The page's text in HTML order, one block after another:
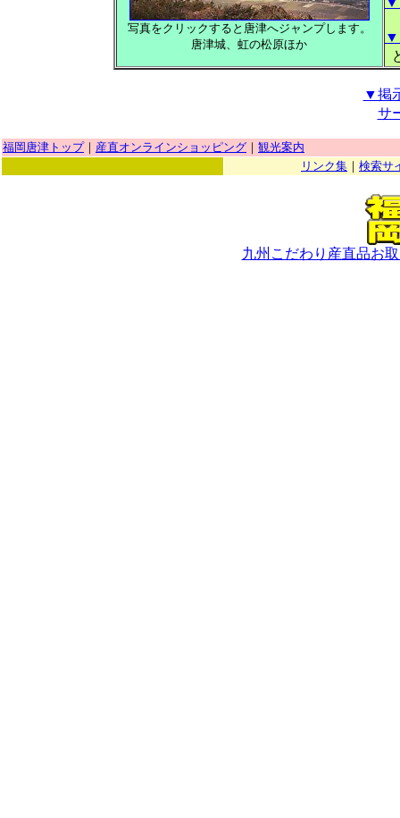
写真をクリックすると唐津へジャンプします。
唐津城、虹の松原ほか
▼
▼掲
サ
福岡唐津トップ｜ 産直オンラインショッピング ｜ 観光案内
リンク集 ｜ 検索サ
九州こだわり産直品お